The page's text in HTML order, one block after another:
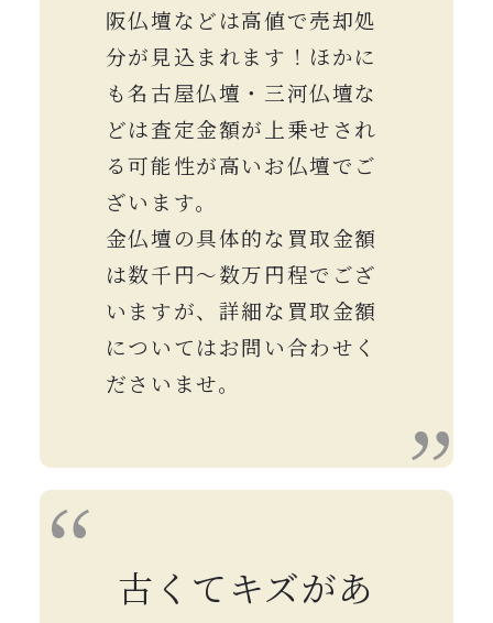
阪仏壇などは高値で売却処
分が見込まれます！ほかに
も名古屋仏壇・三河仏壇な
どは査定金額が上乗せされ
る可能性が高いお仏壇でご
ざいます。
金仏壇の具体的な買取金額
は数千円〜数万円程でござ
いますが、詳細な買取金額
についてはお問い合わせく
ださいませ。
古くてキズがあ